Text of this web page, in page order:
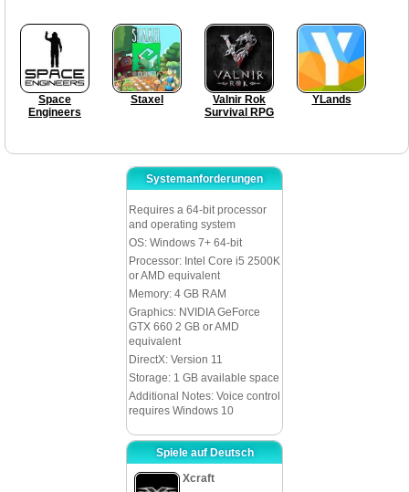
Space
Engineers
Staxel
Valnir Rok
Survival RPG
YLands
Systemanforderungen
Requires a 64-bit processor
and operating system
OS: Windows 7+ 64-bit
Processor: Intel Core i5 2500K
or AMD equivalent
Memory: 4 GB RAM
Graphics: NVIDIA GeForce
GTX 660 2 GB or AMD
equivalent
DirectX: Version 11
Storage: 1 GB available space
Additional Notes: Voice control
requires Windows 10
Spiele auf Deutsch
Xcraft